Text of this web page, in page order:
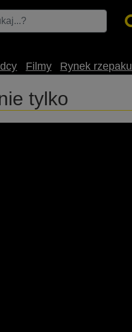
Filmy Rynek rzepaku
tylko